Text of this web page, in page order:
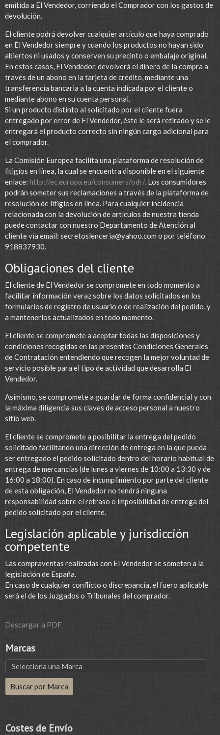
Marcas
Costes de Envío
emitida a El Vendedor, corriendo el Comprador con los gastos de
devolución.
El cliente podrá devolver cualquier artículo que haya comprado
en El Vendedor siempre y cuando los productos no hayan sido
abiertos ni usados y conserven su precinto o embalaje original.
En estos casos, El Vendedor, devolverá el dinero de la compra a
través de un abono en la tarjeta de crédito, mediante una
transferencia bancaria a la cuenta indicada por el cliente o
mediante abono en su cuenta personal.
Si un producto distinto al solicitado por el cliente fuera
entregado por error de El Vendedor, éste le será retirado y se le
entregará el producto correcto sin ningún cargo adicional para
el comprador.
La Comisión Europea facilita una plataforma de resolución de
litigios en línea, la cual se encuentra disponible en el siguiente
enlace: http://ec.europa.eu/consumers/odr/. Los consumidores
podrán someter sus reclamaciones a través de la plataforma de
resolución de litigios en línea. Para cualquier incidencia
relacionada con la devolución de artículos de nuestra tienda
puede contactar con nuestro Departamento de Atención al
cliente vía email: secretoslenceria@yahoo.com o por teléfono
918837930.
Obligaciones del cliente
El cliente de El Vendedor se compromete en todo momento a
facilitar información veraz sobre los datos solicitados en los
formularios de registro de usuario o de realización del pedido, y
a mantenerlos actualizados en todo momento.
El cliente se compromete a aceptar todas las disposiciones y
condiciones recogidas en las presentes Condiciones Generales
de Contratación entendiendo que recogen la mejor voluntad de
servicio posible para el tipo de actividad que desarrolla El
Vendedor.
Asimismo, se compromete a guardar de forma confidencial y con
la máxima diligencia sus claves de acceso personal a nuestro
sitio web.
El cliente se compromete a posibilitar la entrega del pedido
solicitado facilitando una dirección de entrega en la que pueda
ser entregado el pedido solicitado dentro del horario habitual de
entrega de mercancías (de lunes a viernes de 10:00 a 13:30 y de
16:00 a 18:00). En caso de incumplimiento por parte del cliente
de esta obligación, El Vendedor no tendrá ninguna
responsabilidad sobre el retraso o imposibilidad de entrega del
pedido solicitado por el cliente.
Legislación aplicable y jurisdicción
competente
Las compraventas realizadas con El Vendedor se someten a la
legislación de España.
En caso de cualquier conflicto o discrepancia, el fuero aplicable
será el de los Juzgados o Tribunales del comprador.
Descargar a PDF